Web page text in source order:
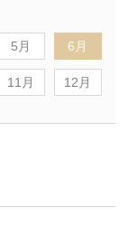
5月 6月
11月 12月